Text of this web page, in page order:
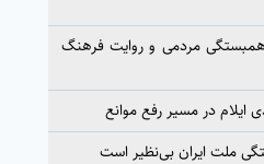
همبستگی مردمی و روایت فرهنگ
ملت ایران بی‌نظیر است